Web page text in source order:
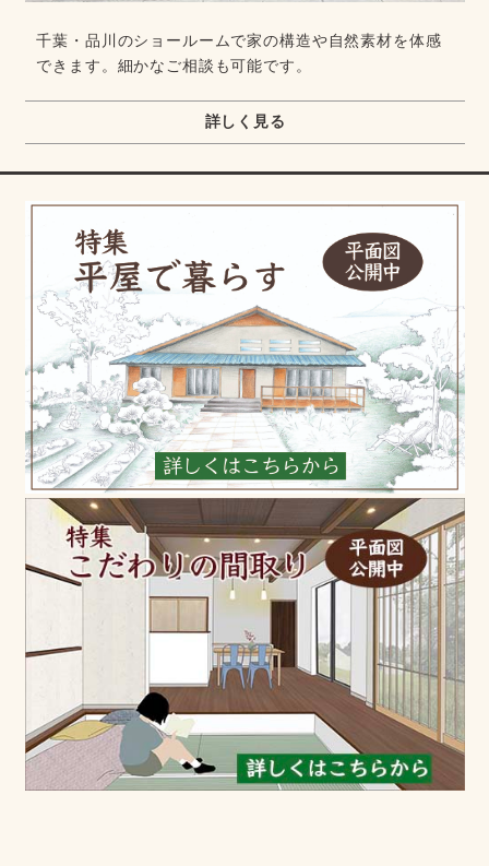
千葉・品川のショールームで家の構造や自然素材を体感
できます。細かなご相談も可能です。
詳しく見る